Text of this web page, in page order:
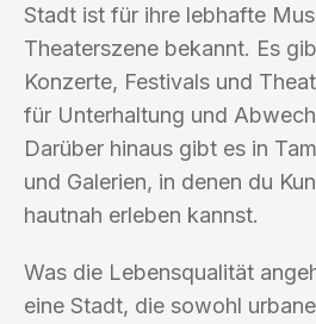
Stadt ist für ihre lebhafte
Theaterszene bekannt. Es
Konzerte, Festivals und
für Unterhaltung und
Darüber hinaus gibt es in
und Galerien, in denen du
hautnah erleben kannst.
Was die Lebensqualität
eine Stadt, die sowohl